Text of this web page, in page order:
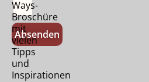
Absenden
Ways-
Broschüre
mit
vielen
Tipps
und
Inspirationen